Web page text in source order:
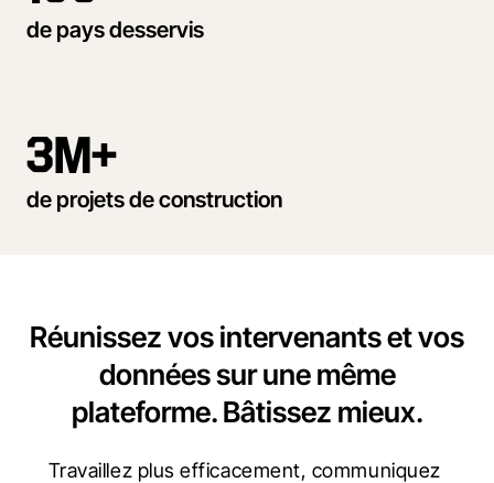
de pays desservis
3M+
de projets de construction
Réunissez vos intervenants et vos
données sur une même
plateforme. Bâtissez mieux.
Travaillez plus efficacement, communiquez